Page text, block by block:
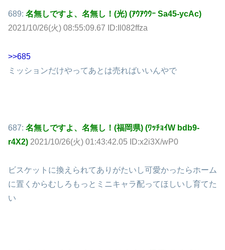
689: 名無しですよ、名無し！(光) (ｱｳｱｳｳｰ Sa45-ycAc)
2021/10/26(火) 08:55:09.67 ID:Il082ffza
>>685
ミッションだけやってあとは売ればいいんやで
687: 名無しですよ、名無し！(福岡県) (ﾜｯﾁｮｲW bdb9-
r4X2) 2021/10/26(火) 01:43:42.05 ID:x2i3X/wP0
ビスケットに換えられてありがたいし可愛かったらホーム
に置くからむしろもっとミニキャラ配ってほしいし育てた
い